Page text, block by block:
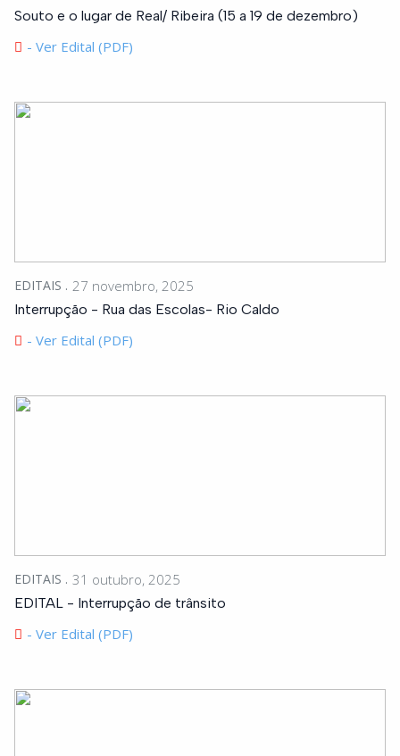
Souto e o lugar de Real/ Ribeira (15 a 19 de dezembro)
- Ver Edital (PDF)
EDITAIS 27 novembro, 2025
Interrupção - Rua das Escolas- Rio Caldo
- Ver Edital (PDF)
EDITAIS 31 outubro, 2025
EDITAL - Interrupção de trânsito
- Ver Edital (PDF)